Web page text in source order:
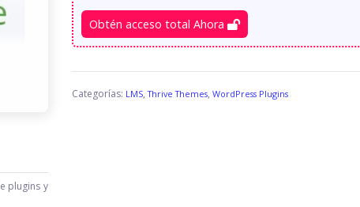
plugins y
Obtén acceso total Ahora
Categorías: LMS,Thrive Themes, WordPress Plugins